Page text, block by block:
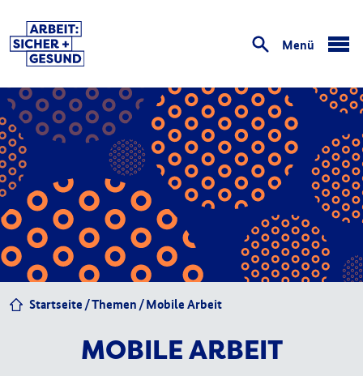
Menü
Startseite Themen Mobile Arbeit
MOBILE ARBEIT